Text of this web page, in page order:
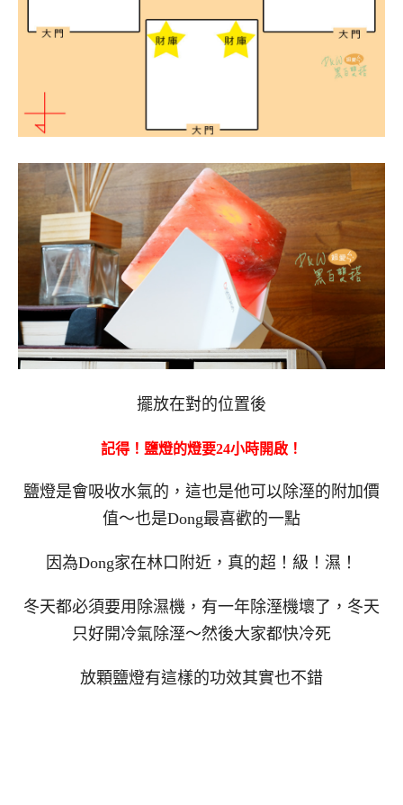
擺放在對的位置後
記得！鹽燈的燈要24小時開啟！
鹽燈是會吸收水氣的，這也是他可以除溼的附加價
值～也是Dong最喜歡的一點
因為Dong家在林口附近，真的超！級！濕！
冬天都必須要用除濕機，有一年除溼機壞了，冬天
只好開冷氣除溼～然後大家都快冷死
放顆鹽燈有這樣的功效其實也不錯